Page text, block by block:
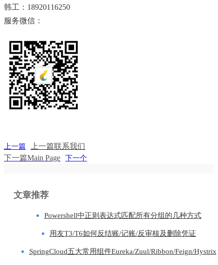
韩工：18920116250
服务微信：
上一篇 上一篇联系我们
下一篇Main Page 下一个
文章推荐
Powershell中正则表达式匹配所有分组的几种方式
用友T3/T6如何反结账/记账/反审核及删除凭证
SpringCloud五大常用组件Eureka/Zuul/Ribbon/Feign/Hystrix